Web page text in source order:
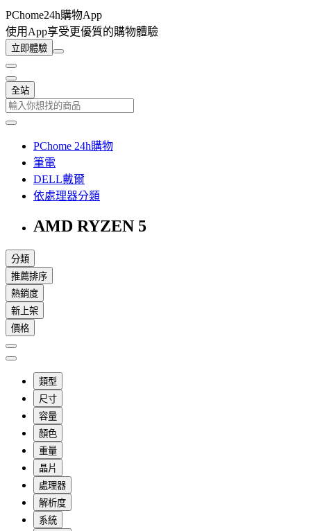
PChome24h購物App
使用App享受更優質的購物體驗
立即體驗
全站
PChome 24h購物
筆電
DELL戴爾
依處理器分類
AMD RYZEN 5
分類
推薦排序
熱銷度
新上架
價格
類型
尺寸
容量
顏色
重量
晶片
處理器
解析度
系統